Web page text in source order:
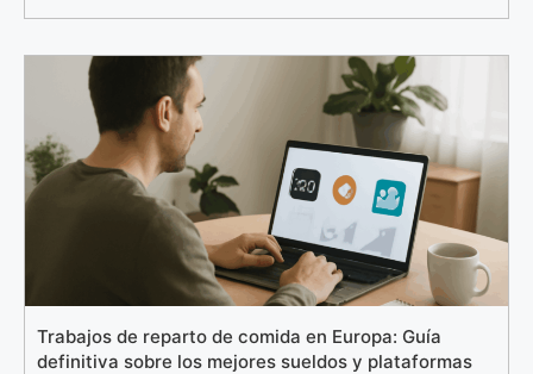
Trabajos de reparto de comida en Europa: Guía
definitiva sobre los mejores sueldos y plataformas